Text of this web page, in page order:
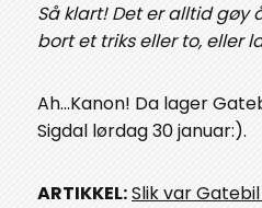
Så klart! Det er alltid
bort et triks eller to, eller
Ah…Kanon! Da lager
Sigdal lørdag 30 januar:).
ARTIKKEL:Slik var Gatebil